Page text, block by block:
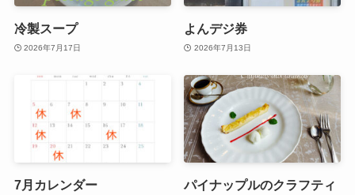
冷製スープ
2026年7月17日
よんデジ券
2026年7月13日
7月カレンダー パイナップルのクラフティ